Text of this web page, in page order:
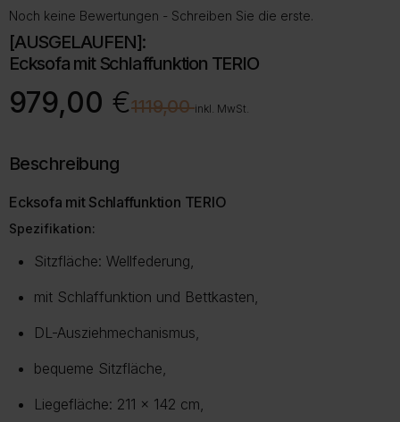
Noch keine Bewertungen - Schreiben Sie die erste.
[AUSGELAUFEN]:
Ecksofa mit Schlaffunktion TERIO
€
1119,00
Ursprünglicher
Preis
979,00 €
Aktueller
Preis inkl. MwSt.
Beschreibung
Ecksofa mit Schlaffunktion TERIO
Spezifikation:
Sitzfläche: Wellfederung,
mit Schlaffunktion und Bettkasten,
DL-Ausziehmechanismus,
bequeme Sitzfläche,
Liegefläche: 211 x 142 cm,